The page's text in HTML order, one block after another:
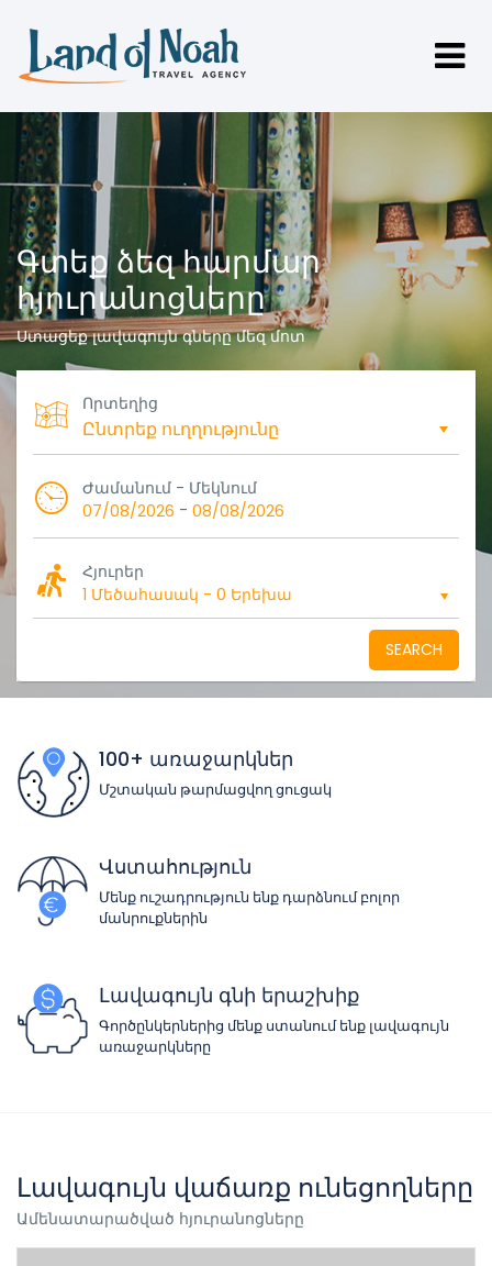
Գտեք ձեզ հարմար
հյուրանոցները
Ստացեք լավագույն գները մեզ մոտ
Որտեղից
Ժամանում - Մեկնում
07/08/2026 - 08/08/2026
Հյուրեր
1 Մեծահասակ - 0 Երեխա
SEARCH
100+ առաջարկներ
Մշտական թարմացվող ցուցակ
Վստահություն
Մենք ուշադրություն ենք դարձնում բոլոր
մանրուքներին
Լավագույն գնի երաշխիք
Գործընկերներից մենք ստանում ենք լավագույն
առաջարկները
Լավագույն վաճառք ունեցողները
Ամենատարածված հյուրանոցները